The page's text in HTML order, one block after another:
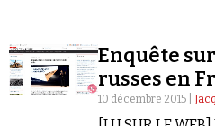
Enquête
russes en
10 décembre 2015 |